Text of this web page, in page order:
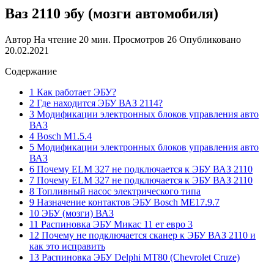
Ваз 2110 эбу (мозги автомобиля)
Автор На чтение 20 мин. Просмотров 26 Опубликовано
20.02.2021
Содержание
1 Как работает ЭБУ?
2 Где находится ЭБУ ВАЗ 2114?
3 Модификации электронных блоков управления авто
ВАЗ
4 Bosch M1.5.4
5 Модификации электронных блоков управления авто
ВАЗ
6 Почему ELM 327 не подключается к ЭБУ ВАЗ 2110
7 Почему ELM 327 не подключается к ЭБУ ВАЗ 2110
8 Топливный насос электрического типа
9 Назначение контактов ЭБУ Bosch ME17.9.7
10 ЭБУ (мозги) ВАЗ
11 Распиновка ЭБУ Микас 11 ет евро 3
12 Почему не подключается сканер к ЭБУ ВАЗ 2110 и
как это исправить
13 Распиновка ЭБУ Delphi MT80 (Chevrolet Cruze)